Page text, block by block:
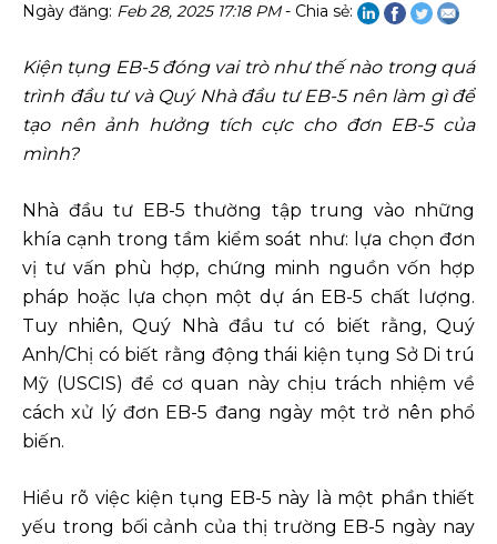
Ngày đăng: Feb 28, 2025 17:18 PM- Chia sẻ:
Kiện tụng EB-5 đóng vai trò như thế nào trong quá
trình đầu tư và Quý Nhà đầu tư EB-5 nên làm gì để
tạo nên ảnh hưởng tích cực cho đơn EB-5 của
mình?
Nhà đầu tư EB-5 thường tập trung vào những
khía cạnh trong tầm kiểm soát như: lựa chọn đơn
vị tư vấn phù hợp, chứng minh nguồn vốn hợp
pháp hoặc lựa chọn một dự án EB-5 chất lượng.
Tuy nhiên, Quý Nhà đầu tư có biết rằng, Quý
Anh/Chị có biết rằng động thái kiện tụng Sở Di trú
Mỹ (USCIS) để cơ quan này chịu trách nhiệm về
cách xử lý đơn EB-5 đang ngày một trở nên phổ
biến.
Hiểu rõ việc kiện tụng EB-5 này là một phần thiết
yếu trong bối cảnh của thị trường EB-5 ngày nay